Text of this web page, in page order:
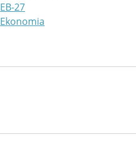
EB-27
Ekonomia